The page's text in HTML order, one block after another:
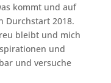
kommt und auf
Durchstart 2018.
bleibt und mich
und
und versuche